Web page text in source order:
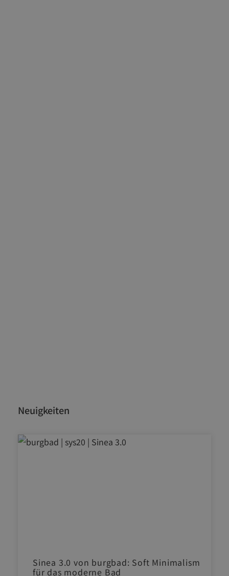
Neuigkeiten
Sinea 3.0 von burgbad: Soft Minimalism
für das moderne Bad